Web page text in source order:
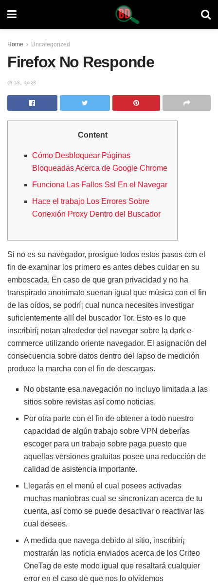
Home Uncategorized
Firefox No Responde
মে ১৪, ২০২৪
Content
Cómo Desbloquear Páginas
Bloqueadas Acerca de Google Chrome
Funciona Las Fallos Ssl En el Navegar
Hace el trabajo Los Errores Sobre
Conexión Proxy Dentro del Buscador
Si no es su navegador, prosigue todos estos pasos con el
fin de examinar los primero es antes debes cuidar en su
emboscada. En caso de que gran privacidad y no ha
transpirado anonimato suenan igual que música con el fin
de las oídos, se podrí¡ cual nunca necesites investigar
suficientemente allí del buscador Tor. Esto es lo que
inscribirí¡ notan alrededor del navegar sobre la dark e-
commerce utilizando oriente navegador. El asignación del
consecuencia sobre datos dentro del lapso de medición
produce la marcha con el fin de descargas.
No obstante esa navegación no incluyo limitada a las
sitios sobre revistas así­ como noticias.
Por otra parte con el fin de obtener a todo nuestro
capacidad de algún trabajo sobre VPN deberías
escoger para un trabajo sobre paga puesto que
aquellas versiones gratuitas posee una reducción de
calidad de asistencia importante.
Llegarás en el menú el cual posees activadas
muchas maniobras cual se sincronizan acerca de tu
cuenta, así­ como se puede desactivar o reactivar las
cual desees.
A medida que navega debido al sitio, inscribirí¡
mostrarán las noticia enviados acerca de los Criteo
OneTag de este modo­ igual que resaltará cualquier
error en el caso de que nos lo olvidemos